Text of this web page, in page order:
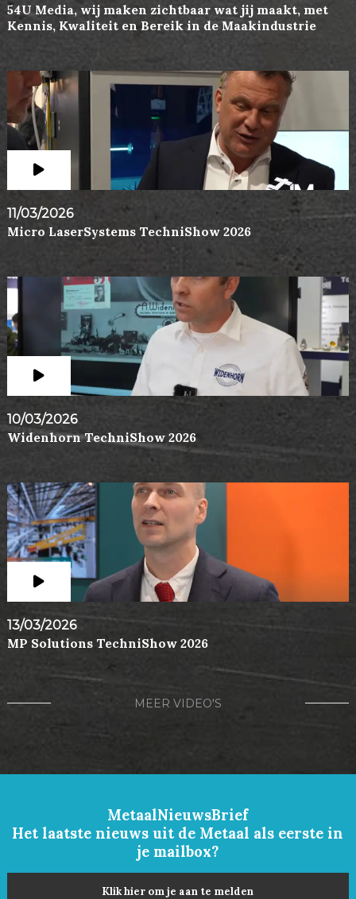
54U Media, wij maken zichtbaar wat jij maakt, met
Kennis, Kwaliteit en Bereik in de Maakindustrie
11/03/2026
Micro LaserSystems TechniShow 2026
10/03/2026
Widenhorn TechniShow 2026
13/03/2026
MP Solutions TechniShow 2026
MEER VIDEO'S
MetaalNieuwsBrief
Het laatste nieuws uit de Metaal als eerste in
je mailbox?
Klik hier om je aan te melden